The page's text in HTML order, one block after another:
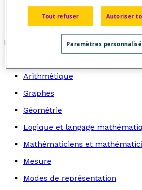
Cercles concentriques
Couronne
Recherche par thème
Arithmétique
Graphes
Géométrie
Logique et langage
Mathématiciens et
Mesure
Modes de représentation
Tout refuser Autoriser
Paramètres